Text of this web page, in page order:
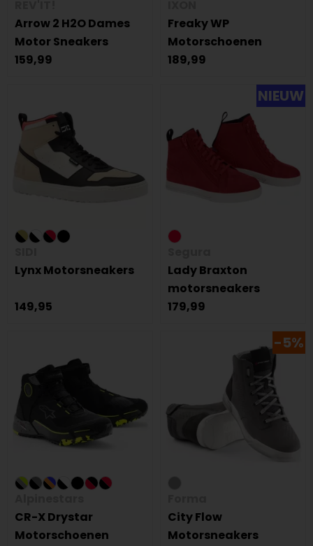
Arrow 2 H2O Dames
Motor Sneakers
159,99
Freaky WP
Motorschoenen
189,99
Lynx Motorsneakers
149,95
NIEUW
Lady Braxton
motorsneakers
179,99
CR-X Drystar
Motorschoenen
-5%
City Flow
Motorsneakers